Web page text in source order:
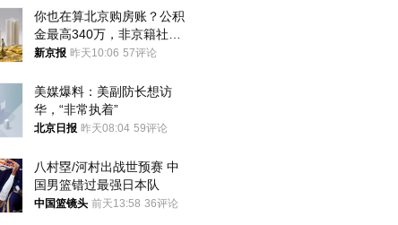
你也在算北京购房账？公积
金最高340万，非京籍社保
1年
新京报 昨天10:06 57评论
美媒爆料：美副防长想访
华，“非常执着”
北京日报 昨天08:04 59评论
八村塁/河村出战世预赛 中
国男篮错过最强日本队
中国篮镜头 前天13:58 36评论